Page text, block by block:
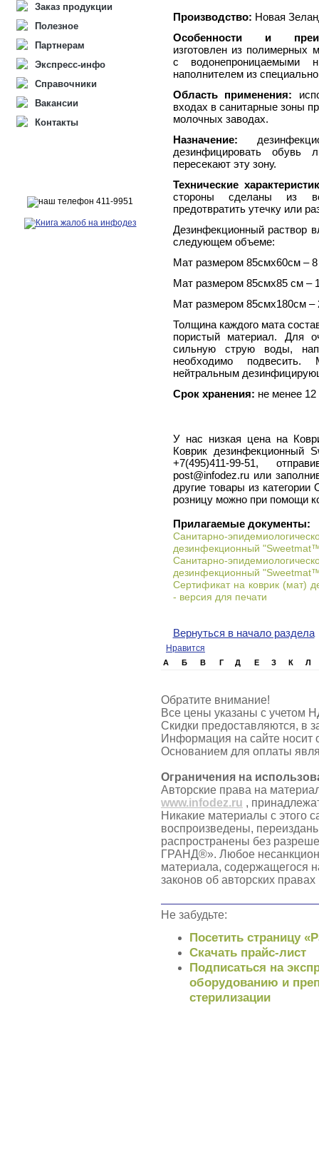
Заказ продукции
Полезное
Партнерам
Экспресс-инфо
Справочники
Вакансии
Контакты
Производство: Новая
Особенности и
изготовлен из полимерных
с водонепроницаемыми
наполнителем из
Область применения:
входах в санитарные зоны
молочных заводах.
Назначение:
дезинфицировать обувь
пересекают эту зону.
Технические
стороны сделаны из
предотвратить утечку или
Дезинфекционный раствор
следующем объеме:
Мат размером 85смх60см – 8
Мат размером 85смх85 см –
Мат размером 85смх180см –
Толщина каждого мата
пористый материал. Для
сильную струю воды,
необходимо
нейтральным
Срок хранения: не менее
У нас низкая цена на
Коврик дезинфекционный
+7(495)411-99-51,
post@infodez.ru или
другие товары из
розницу можно при помощи
Прилагаемые документы:
Санитарно-
дезинфекционный
Санитарно-
дезинфекционный
Сертификат на коврик (мат)
- версия для печати
Вернуться в начало раздела
Нравится
А Б В Г Д Е З К Л
Обратите внимание!
Все цены указаны с учетом
Скидки предоставляются, в
Информация на сайте носит
Основанием для оплаты
Ограничения на
Авторские права на
www.infodez.ru ,
Никакие материалы с этого
воспроизведены,
распространены без
ГРАНД®». Любое
материала, содержащегося
законов об авторских
Не забудьте:
Посетить страницу
Скачать прайс-лист
Подписаться на
оборудованию и
стерилизации